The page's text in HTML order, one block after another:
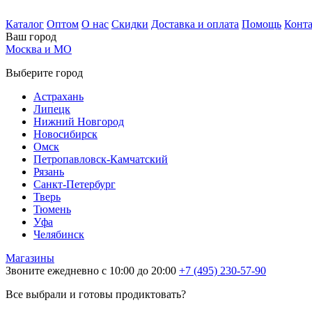
Каталог Оптом О нас Скидки Доставка и оплата Помощь
Ваш город
Москва и МО
Выберите город
Астрахань
Липецк
Нижний Новгород
Новосибирск
Омск
Петропавловск-Камчатский
Рязань
Санкт-Петербург
Тверь
Тюмень
Уфа
Челябинск
Магазины
Звоните ежедневно с 10:00 до 20:00 +7 (495) 230-57-90
Все выбрали и готовы продиктовать?